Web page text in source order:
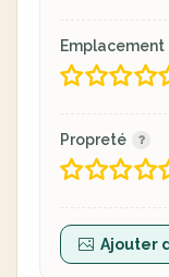
Emplacement
Propreté
Ajouter